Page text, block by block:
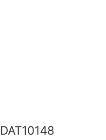
DAT10148